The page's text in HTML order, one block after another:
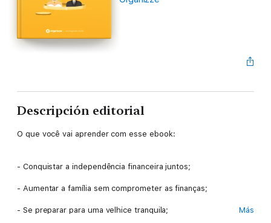
Descripción editorial
O que você vai aprender com esse ebook:
- Conquistar a independência financeira juntos;
- Aumentar a família sem comprometer as finanças;
- Se preparar para uma velhice tranquila; Más